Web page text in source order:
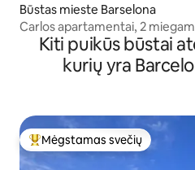
Būstas mieste Barselona
Carlos apartamentai, 2
Kiti puikūs būstai
kurių yra
Svečių mėgstamiausias
Mėgstamas svečių